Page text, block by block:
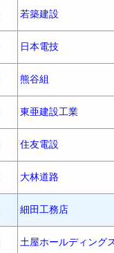
若築建設
日本電技
熊谷組
東亜建設工業
住友電設
大林道路
細田工務店
土屋ホールディング